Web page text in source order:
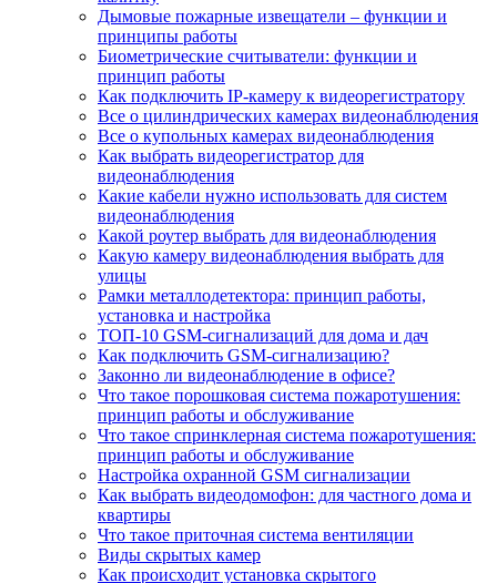
Дымовые пожарные извещатели – функции и
принципы работы
Биометрические считыватели: функции и
принцип работы
Как подключить IP-камеру к видеорегистратору
Все о цилиндрических камерах видеонаблюдения
Все о купольных камерах видеонаблюдения
Как выбрать видеорегистратор для
видеонаблюдения
Какие кабели нужно использовать для систем
видеонаблюдения
Какой роутер выбрать для видеонаблюдения
Какую камеру видеонаблюдения выбрать для
улицы
Рамки металлодетектора: принцип работы,
установка и настройка
ТОП-10 GSM-сигнализаций для дома и дач
Как подключить GSM-сигнализацию?
Законно ли видеонаблюдение в офисе?
Что такое порошковая система пожаротушения:
принцип работы и обслуживание
Что такое спринклерная система пожаротушения:
принцип работы и обслуживание
Настройка охранной GSM сигнализации
Как выбрать видеодомофон: для частного дома и
квартиры
Что такое приточная система вентиляции
Виды скрытых камер
Как происходит установка скрытого